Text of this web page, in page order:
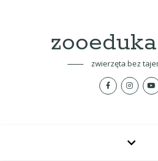
zwierzęta bez